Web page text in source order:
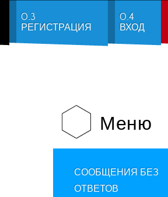
0.3
РЕГИСТРАЦИЯ
0.4
ВХОД
Меню
СООБЩЕНИЯ БЕЗ
ОТВЕТОВ